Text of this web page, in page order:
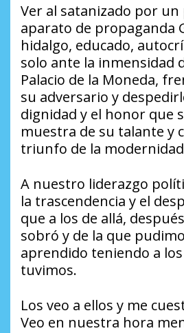
Ver al satanizado por un
aparato de propaganda
hidalgo, educado,
solo ante la inmensidad
Palacio de la Moneda,
su adversario y
dignidad y el honor que
muestra de su talante y
triunfo de la
A nuestro liderazgo
la trascendencia y el
que a los de allá,
sobró y de la que
aprendido teniendo a
tuvimos.
Los veo a ellos y me
Veo en nuestra hora